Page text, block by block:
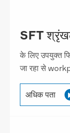
SFT
के लिए उपयुक्त
जा रहा से
अधिक पता